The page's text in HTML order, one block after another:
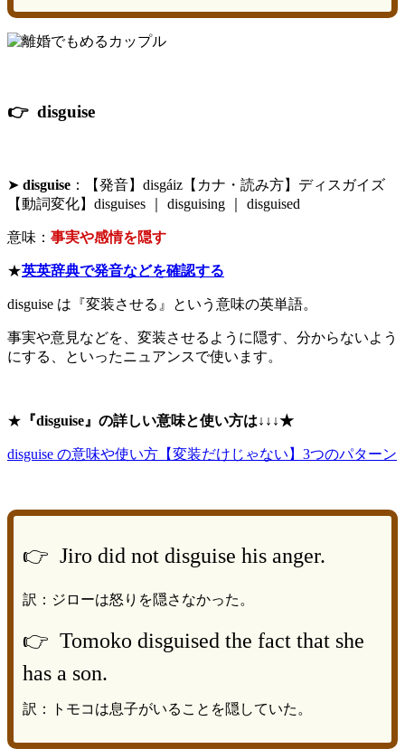
👉 disguise
➤ disguise ：【発音】disgáiz【カナ・読み方】ディスガイズ
【動詞変化】disguises ｜ disguising ｜ disguised
意味： 事実や感情を隠す
★英英辞典で発音などを確認する
disguise は『変装させる』という意味の英単語。
事実や意見などを、変装させるように隠す、分からないよう
にする、といったニュアンスで使います。
★ 『disguise』の詳しい意味と使い方は↓↓↓★
disguise の意味や使い方【変装だけじゃない】3つのパターン
👉 Jiro did not disguise his anger.
訳：ジローは怒りを隠さなかった。
👉 Tomoko disguised the fact that she
has a son.
訳：トモコは息子がいることを隠していた。